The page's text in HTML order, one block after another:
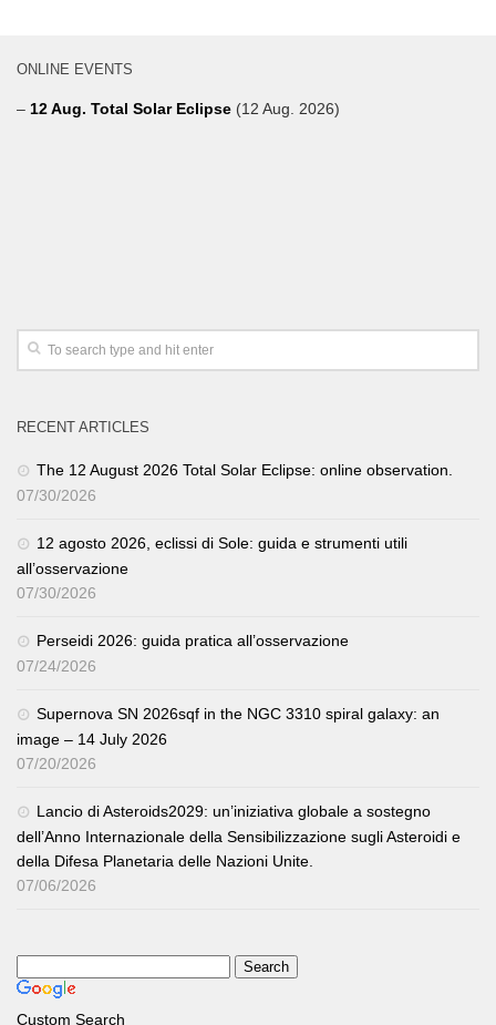
ONLINE EVENTS
– 12 Aug. Total Solar Eclipse (12 Aug. 2026)
RECENT ARTICLES
The 12 August 2026 Total Solar Eclipse: online observation.
07/30/2026
12 agosto 2026, eclissi di Sole: guida e strumenti utili
all’osservazione
07/30/2026
Perseidi 2026: guida pratica all’osservazione
07/24/2026
Supernova SN 2026sqf in the NGC 3310 spiral galaxy: an
image – 14 July 2026
07/20/2026
Lancio di Asteroids2029: un’iniziativa globale a sostegno
dell’Anno Internazionale della Sensibilizzazione sugli Asteroidi e
della Difesa Planetaria delle Nazioni Unite.
07/06/2026
Custom Search